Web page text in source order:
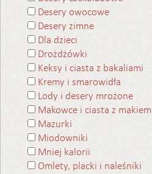
Desery owocowe
Desery zimne
Dla dzieci
Drożdżówki
Keksy i ciasta z bakaliami
Kremy i smarowidła
Lody i desery mrożone
Makowce i ciasta z makiem
Mazurki
Miodowniki
Mniej kalorii
Omlety, placki i naleśniki